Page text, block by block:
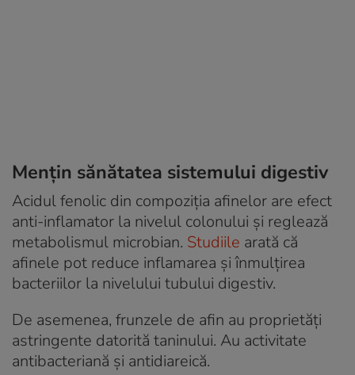
Mențin sănătatea sistemului digestiv
Acidul fenolic din compoziția afinelor are efect
anti-inflamator la nivelul colonului și reglează
metabolismul microbian. Studiile arată că
afinele pot reduce inflamarea și înmulțirea
bacteriilor la nivelului tubului digestiv.
De asemenea, frunzele de afin au proprietăți
astringente datorită taninului. Au activitate
antibacteriană și antidiareică.